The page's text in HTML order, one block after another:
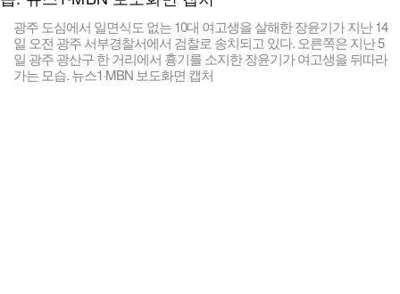
광주 도심에서 일면식도 없는 10대 여고생을 살해한 장윤기가 지난 14
일 오전 광주 서부경찰서에서 검찰로 송치되고 있다. 오른쪽은 지난 5
일 광주 광산구 한 거리에서 흉기를 소지한 장윤기가 여고생을 뒤따라
가는 모습. 뉴스1·MBN 보도화면 캡처